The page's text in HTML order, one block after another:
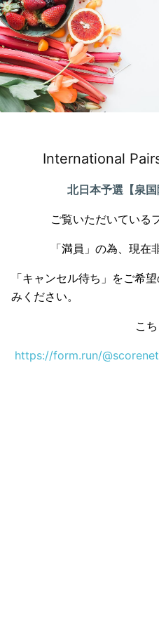
International
北日本予選【泉国
ご覧いただいている
「満員」の為、現在
「キャンセル待ち」をご希
みください。
こ
https://form.run/